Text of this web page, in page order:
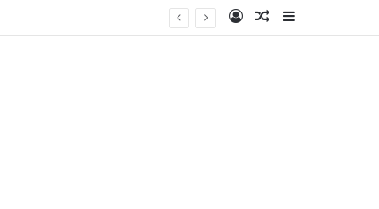
Log InArtigo Aleatório
Sidebar